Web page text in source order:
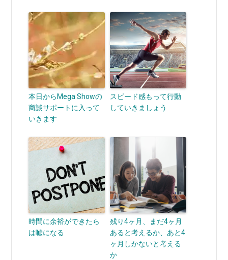
本日からMega Showの
商談サポートに入って
いきます
スピード感もって行動
していきましょう
時間に余裕ができたら
は嘘になる
残り4ヶ月、まだ4ヶ月
あると考えるか、あと4
ヶ月しかないと考える
か